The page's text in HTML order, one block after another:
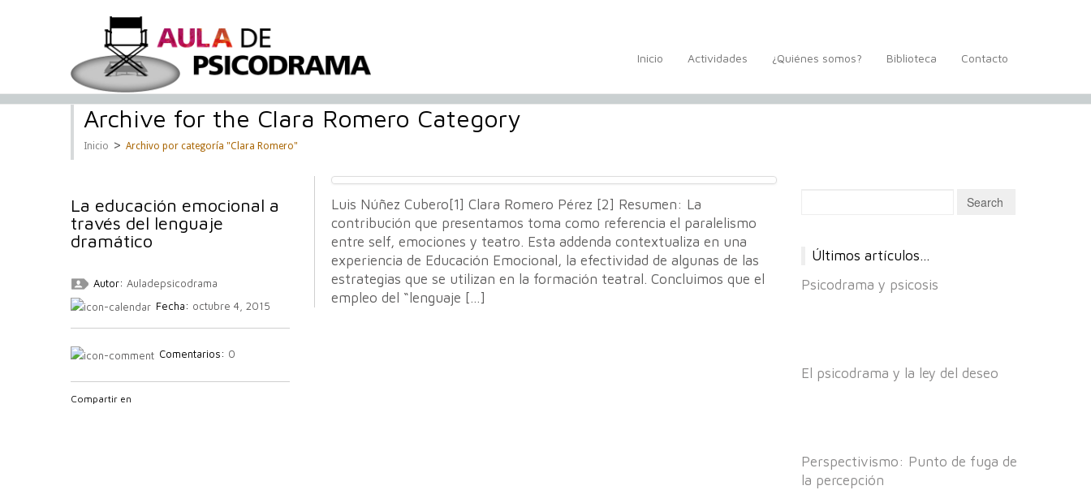
Inicio Actividades ¿Quiénes somos? Biblioteca Contacto
Archive for the Clara Romero Category
Inicio > Archivo por categoría "Clara Romero"
La educación emocional a
través del lenguaje
dramático
Autor: Auladepsicodrama
Fecha: octubre 4, 2015
Comentarios: 0
Compartir en
Luis Núñez Cubero[1] Clara Romero Pérez [2] Resumen: La
contribución que presentamos toma como referencia el paralelismo
entre self, emociones y teatro. Esta addenda contextualiza en una
experiencia de Educación Emocional, la efectividad de algunas de las
estrategias que se utilizan en la formación teatral. Concluimos que el
empleo del “lenguaje […]
Últimos artículos…
Psicodrama y psicosis
El psicodrama y la ley del deseo
Perspectivismo: Punto de fuga de
la percepción